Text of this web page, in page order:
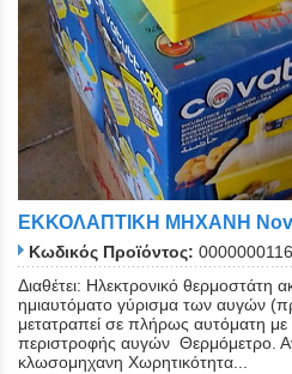
ΕΚΚΟΛΑΠΤΙΚΗ ΜΗΧΑΝΗ
Κωδικός Προϊόντος:
Διαθέτει: Ηλεκτρονικό θερμοστάτη
ημιαυτόματο γύρισμα των αυγών
μετατραπεί σε πλήρως αυτόματη
περιστροφής αυγών Θερμόμετρο.
κλωσομηχανη Χωρητικότητα...